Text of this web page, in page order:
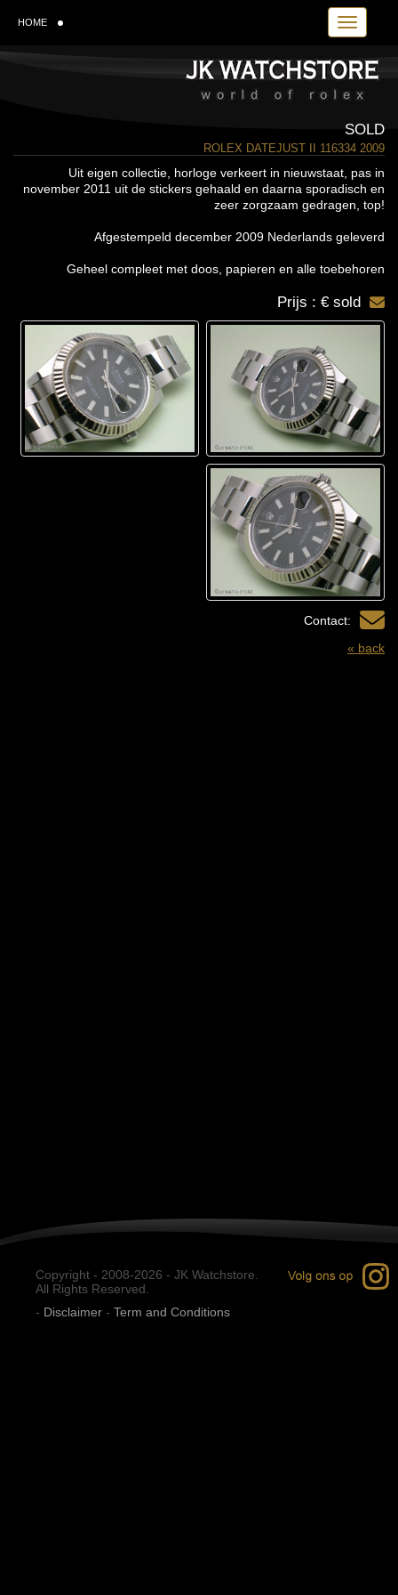
Toggle
HOME
SOLD
ROLEX DATEJUST II 116334 2009
Uit eigen collectie, horloge verkeert in nieuwstaat, pas in
november 2011 uit de stickers gehaald en daarna sporadisch en
zeer zorgzaam gedragen, top!
Afgestempeld december 2009 Nederlands geleverd
Geheel compleet met doos, papieren en alle toebehoren
Prijs : € sold
Contact:
« back
Copyright - 2008-2026 - JK Watchstore.
All Rights Reserved.
- Disclaimer - Term and Conditions